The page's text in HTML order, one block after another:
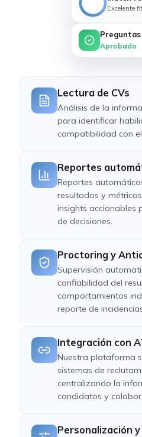
92
Excelente fit
Aprobado
Lectura de CVs
Análisis de la
para identificar
compatibilidad con
Reportes
Reportes
resultados y
insights accionables
de decisiones.
Proctoring y
Supervisión
confiabilidad del
comportamientos
reporte de
Integración con
Nuestra plataforma
sistemas de
centralizando la
candidatos y
Personalización